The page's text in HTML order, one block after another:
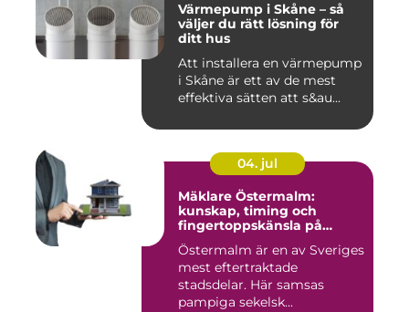
Värmepump i Skåne – så
väljer du rätt lösning för
ditt hus
Att installera en värmepump
i Skåne är ett av de mest
effektiva sätten att s&au...
04. jul
Mäklare Östermalm:
kunskap, timing och
fingertoppskänsla på
stockholms mest klassiska
adress
Östermalm är en av Sveriges
mest eftertraktade
stadsdelar. Här samsas
pampiga sekelsk...